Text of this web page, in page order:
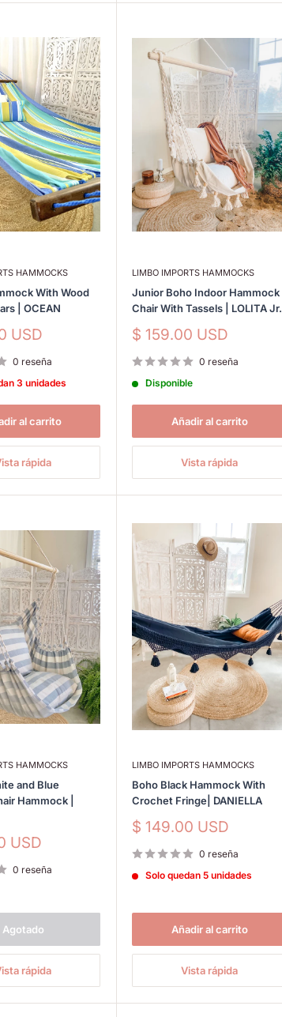
HAMMOCKS
With Wood
| OCEAN
USD
0 reseña
3 unidades
al carrito
rápida
LIMBO IMPORTS HAMMOCKS
Junior Boho Indoor Hammock
Chair With Tassels | LOLITA Jr.
Precio
venta
$ 159.00 USD
0 reseña
Disponible
Añadir al carrito
Vista rápida
HAMMOCKS
and Blue
Hammock |
USD
0 reseña
Agotado
rápida
LIMBO IMPORTS HAMMOCKS
Boho Black Hammock With
Crochet Fringe| DANIELLA
Precio
venta
$ 149.00 USD
0 reseña
Solo quedan 5 unidades
Añadir al carrito
Vista rápida